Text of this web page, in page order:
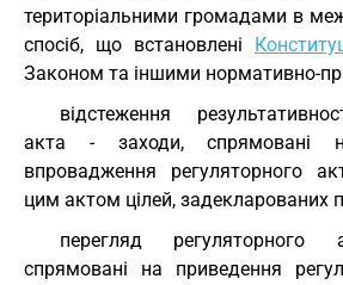
територіальними громадами в
спосіб, що встановлені
Законом та іншими нормативно-
відстеження
акта - заходи, спрямовані
впровадження регуляторного
цим актом цілей, задекларованих
перегляд
спрямовані на приведення